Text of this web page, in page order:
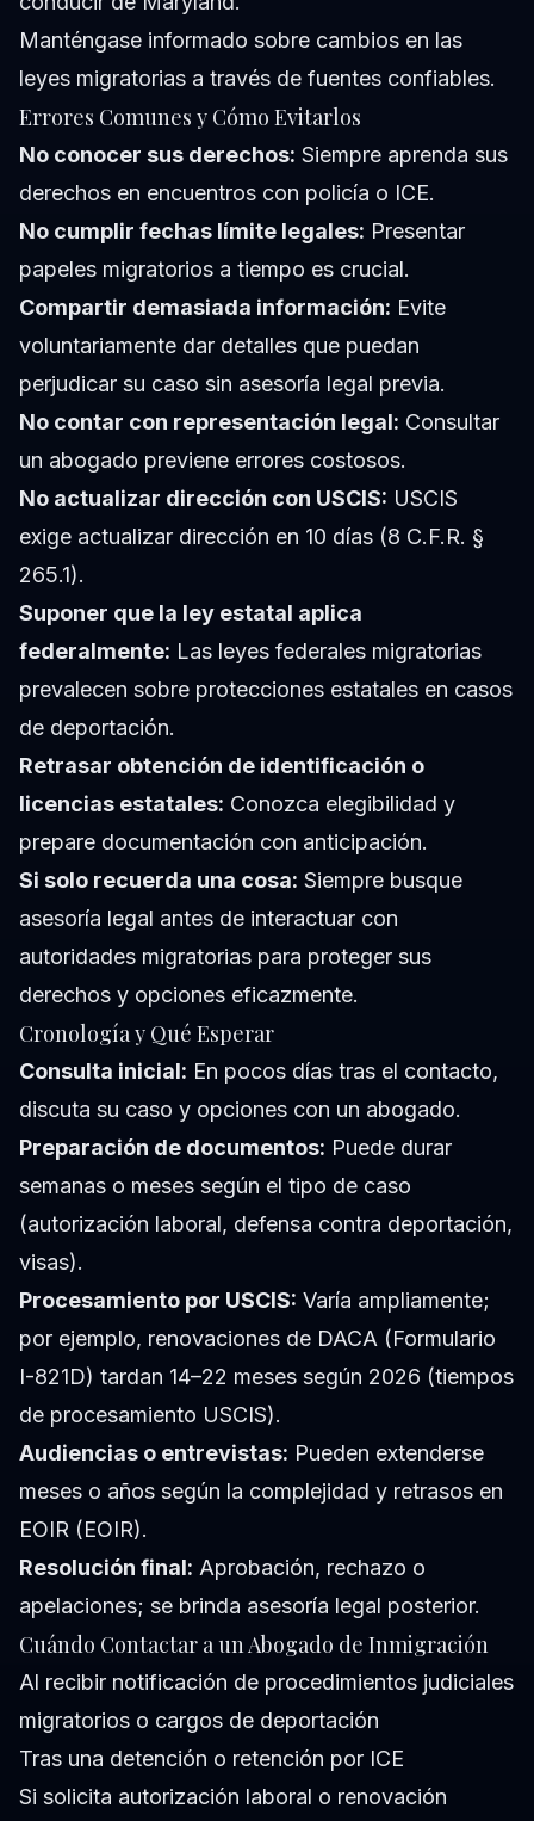
Manténgase informado sobre cambios en las
leyes migratorias a través de fuentes confiables.
Errores Comunes y Cómo Evitarlos
No conocer sus derechos: Siempre aprenda sus
derechos en encuentros con policía o ICE.
No cumplir fechas límite legales: Presentar
papeles migratorios a tiempo es crucial.
Compartir demasiada información: Evite
voluntariamente dar detalles que puedan
perjudicar su caso sin asesoría legal previa.
No contar con representación legal: Consultar
un abogado previene errores costosos.
No actualizar dirección con USCIS: USCIS
exige actualizar dirección en 10 días (8 C.F.R. §
265.1).
Suponer que la ley estatal aplica
federalmente: Las leyes federales migratorias
prevalecen sobre protecciones estatales en casos
de deportación.
Retrasar obtención de identificación o
licencias estatales: Conozca elegibilidad y
prepare documentación con anticipación.
Si solo recuerda una cosa: Siempre busque
asesoría legal antes de interactuar con
autoridades migratorias para proteger sus
derechos y opciones eficazmente.
Cronología y Qué Esperar
Consulta inicial: En pocos días tras el contacto,
discuta su caso y opciones con un abogado.
Preparación de documentos: Puede durar
semanas o meses según el tipo de caso
(autorización laboral, defensa contra deportación,
visas).
Procesamiento por USCIS: Varía ampliamente;
por ejemplo, renovaciones de DACA (Formulario
I-821D) tardan 14–22 meses según 2026 (tiempos
de procesamiento USCIS).
Audiencias o entrevistas: Pueden extenderse
meses o años según la complejidad y retrasos en
EOIR (EOIR).
Resolución final: Aprobación, rechazo o
apelaciones; se brinda asesoría legal posterior.
Cuándo Contactar a un Abogado de Inmigración
Al recibir notificación de procedimientos judiciales
migratorios o cargos de deportación
Tras una detención o retención por ICE
Si solicita autorización laboral o renovación